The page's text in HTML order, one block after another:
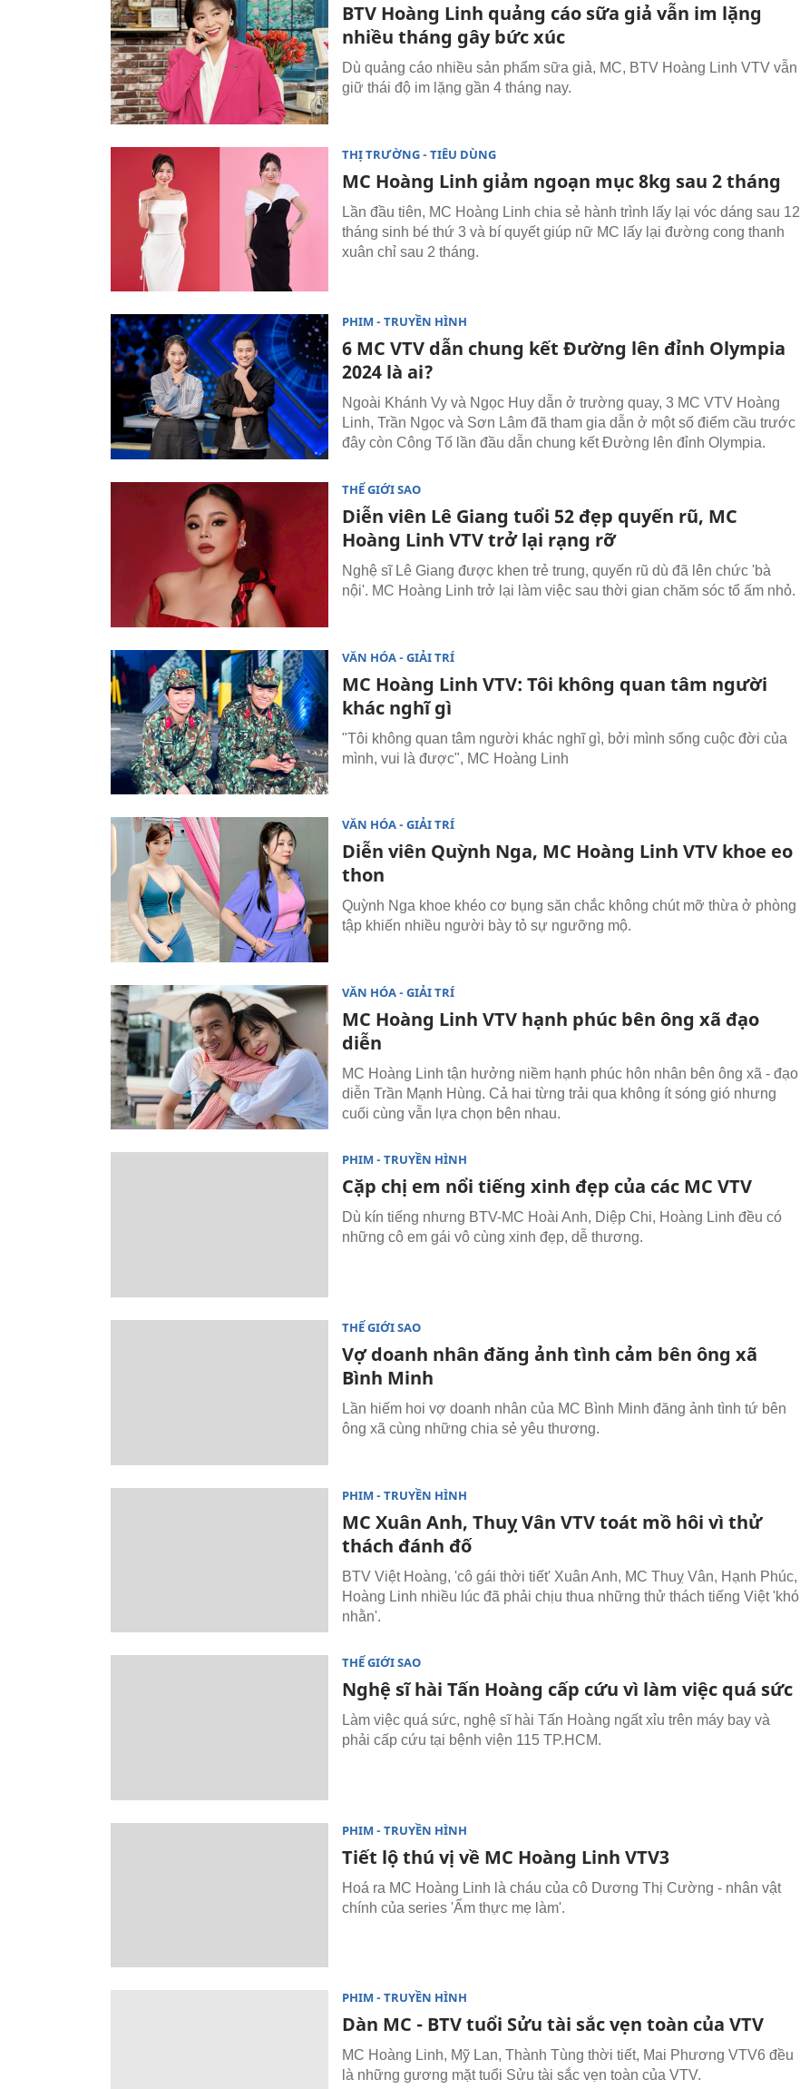
BTV Hoàng Linh quảng cáo sữa giả vẫn im lặng
nhiều tháng gây bức xúc
Dù quảng cáo nhiều sản phẩm sữa giả, MC, BTV Hoàng Linh VTV vẫn
giữ thái độ im lặng gần 4 tháng nay.
THỊ TRƯỜNG - TIÊU DÙNG
MC Hoàng Linh giảm ngoạn mục 8kg sau 2 tháng
Lần đầu tiên, MC Hoàng Linh chia sẻ hành trình lấy lại vóc dáng sau 12
tháng sinh bé thứ 3 và bí quyết giúp nữ MC lấy lại đường cong thanh
xuân chỉ sau 2 tháng.
PHIM - TRUYỀN HÌNH
6 MC VTV dẫn chung kết Đường lên đỉnh Olympia
2024 là ai?
Ngoài Khánh Vy và Ngọc Huy dẫn ở trường quay, 3 MC VTV Hoàng
Linh, Trần Ngọc và Sơn Lâm đã tham gia dẫn ở một số điểm cầu trước
đây còn Công Tố lần đầu dẫn chung kết Đường lên đỉnh Olympia.
THẾ GIỚI SAO
Diễn viên Lê Giang tuổi 52 đẹp quyến rũ, MC
Hoàng Linh VTV trở lại rạng rỡ
Nghệ sĩ Lê Giang được khen trẻ trung, quyến rũ dù đã lên chức 'bà
nội'. MC Hoàng Linh trở lại làm việc sau thời gian chăm sóc tổ ấm nhỏ.
VĂN HÓA - GIẢI TRÍ
MC Hoàng Linh VTV: Tôi không quan tâm người
khác nghĩ gì
"Tôi không quan tâm người khác nghĩ gì, bởi mình sống cuộc đời của
mình, vui là được", MC Hoàng Linh
VĂN HÓA - GIẢI TRÍ
Diễn viên Quỳnh Nga, MC Hoàng Linh VTV khoe eo
thon
Quỳnh Nga khoe khéo cơ bụng săn chắc không chút mỡ thừa ở phòng
tập khiến nhiều người bày tỏ sự ngưỡng mộ.
VĂN HÓA - GIẢI TRÍ
MC Hoàng Linh VTV hạnh phúc bên ông xã đạo
diễn
MC Hoàng Linh tận hưởng niềm hạnh phúc hôn nhân bên ông xã - đạo
diễn Trần Mạnh Hùng. Cả hai từng trải qua không ít sóng gió nhưng
cuối cùng vẫn lựa chọn bên nhau.
PHIM - TRUYỀN HÌNH
Cặp chị em nổi tiếng xinh đẹp của các MC VTV
Dù kín tiếng nhưng BTV-MC Hoài Anh, Diệp Chi, Hoàng Linh đều có
những cô em gái vô cùng xinh đẹp, dễ thương.
THẾ GIỚI SAO
Vợ doanh nhân đăng ảnh tình cảm bên ông xã
Bình Minh
Lần hiếm hoi vợ doanh nhân của MC Bình Minh đăng ảnh tình tứ bên
ông xã cùng những chia sẻ yêu thương.
PHIM - TRUYỀN HÌNH
MC Xuân Anh, Thuỵ Vân VTV toát mồ hôi vì thử
thách đánh đố
BTV Việt Hoàng, 'cô gái thời tiết' Xuân Anh, MC Thuỵ Vân, Hạnh Phúc,
Hoàng Linh nhiều lúc đã phải chịu thua những thử thách tiếng Việt 'khó
nhằn'.
THẾ GIỚI SAO
Nghệ sĩ hài Tấn Hoàng cấp cứu vì làm việc quá sức
Làm việc quá sức, nghệ sĩ hài Tấn Hoàng ngất xỉu trên máy bay và
phải cấp cứu tại bệnh viện 115 TP.HCM.
PHIM - TRUYỀN HÌNH
Tiết lộ thú vị về MC Hoàng Linh VTV3
Hoá ra MC Hoàng Linh là cháu của cô Dương Thị Cường - nhân vật
chính của series 'Ẩm thực mẹ làm'.
PHIM - TRUYỀN HÌNH
Dàn MC - BTV tuổi Sửu tài sắc vẹn toàn của VTV
MC Hoàng Linh, Mỹ Lan, Thành Tùng thời tiết, Mai Phương VTV6 đều
là những gương mặt tuổi Sửu tài sắc vẹn toàn của VTV.